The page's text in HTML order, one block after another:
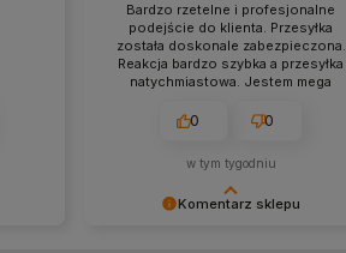
Komentarz sklepu
Bardzo rzetelne i profesjonalne
podejście do klienta. Przesyłka
została doskonale zabezpieczona.
Reakcja bardzo szybka a przesyłka
natychmiastowa. Jestem mega
sklepie.
0 0
w tym tygodniu